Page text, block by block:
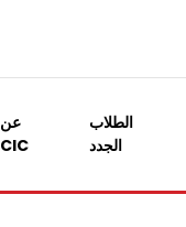
عن
CIC
الطلاب
الجدد